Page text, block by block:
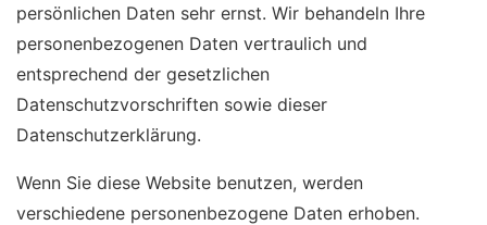
persönlichen Daten sehr ernst. Wir behandeln Ihre
personenbezogenen Daten vertraulich und
entsprechend der gesetzlichen
Datenschutzvorschriften sowie dieser
Datenschutzerklärung.
Wenn Sie diese Website benutzen, werden
verschiedene personenbezogene Daten erhoben.